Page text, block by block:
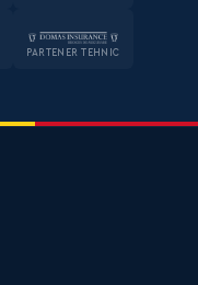
PARTENER TEHNIC